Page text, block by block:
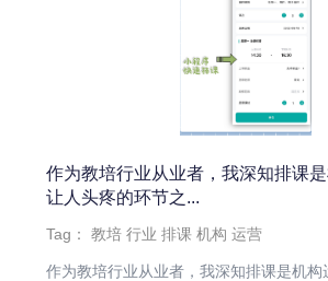
作为教培行业从业者，我深知排课
让人头疼的环节之...
Tag：教培 行业 排课 机构 运营
作为教培行业从业者，我深知排课是机构